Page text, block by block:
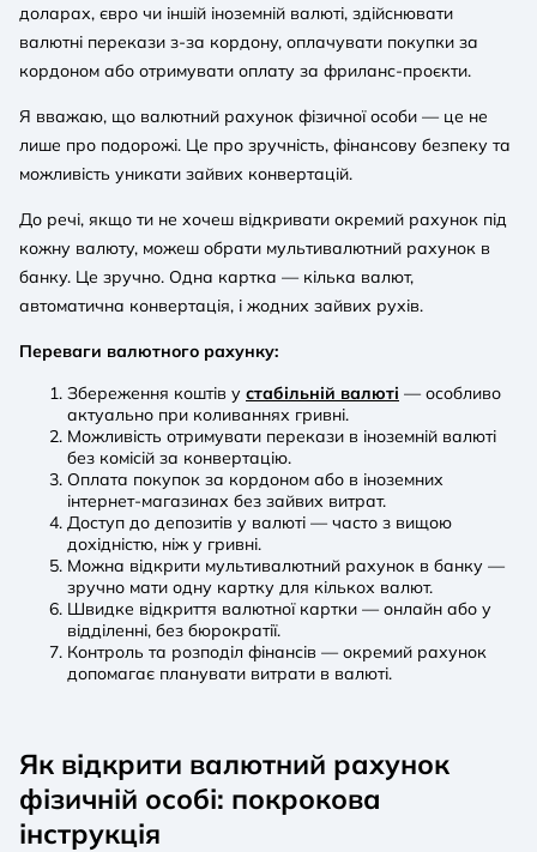
доларах, євро чи іншій іноземній валюті, здійснювати
валютні перекази з-за кордону, оплачувати покупки за
кордоном або отримувати оплату за фриланс-проєкти.
Я вважаю, що валютний рахунок фізичної особи — це не
лише про подорожі. Це про зручність, фінансову безпеку та
можливість уникати зайвих конвертацій.
До речі, якщо ти не хочеш відкривати окремий рахунок під
кожну валюту, можеш обрати мультивалютний рахунок в
банку. Це зручно. Одна картка — кілька валют,
автоматична конвертація, і жодних зайвих рухів.
Переваги валютного рахунку:
Збереження коштів у стабільній валюті — особливо
актуально при коливаннях гривні.
Можливість отримувати перекази в іноземній валюті
без комісій за конвертацію.
Оплата покупок за кордоном або в іноземних
інтернет-магазинах без зайвих витрат.
Доступ до депозитів у валюті — часто з вищою
дохідністю, ніж у гривні.
Можна відкрити мультивалютний рахунок в банку —
зручно мати одну картку для кількох валют.
Швидке відкриття валютної картки — онлайн або у
відділенні, без бюрократії.
Контроль та розподіл фінансів — окремий рахунок
допомагає планувати витрати в валюті.
Як відкрити валютний рахунок
фізичній особі: покрокова
інструкція